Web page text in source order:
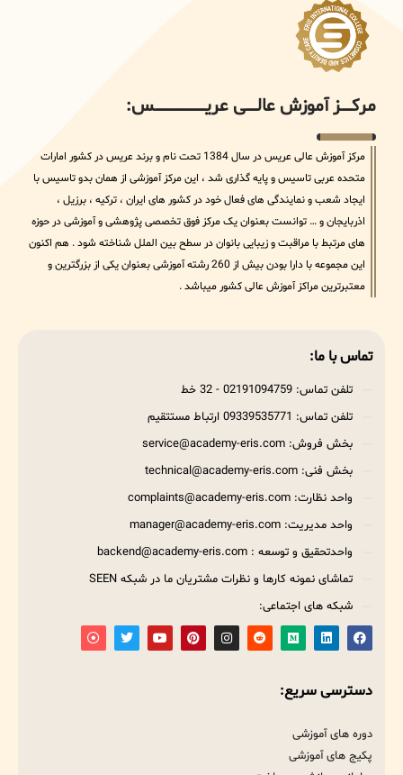
مرکــــــز آموزش عالــــــی عریــــــــــــــــــــــــــــس:
مرکز آموزش عالی عریس در سال 1384 تحت نام و برند عریس در کشور امارات
متحده عربی تاسیس و پایه گذاری شد ، این مرکز آموزشی از همان بدو تاسیس با
ایجاد شعب و نمایندگی های فعال خود در کشور های ایران ، ترکیه ، برزیل ،
اذربایجان و … توانست بعنوان یک مرکز فوق تخصصی پژوهشی و آموزشی در حوزه
های مرتبط با مراقبت و زیبایی بانوان در سطح بین الملل شناخته شود . هم اکنون
این مجموعه با دارا بودن بیش از 260 رشته آموزشی بعنوان یکی از بزرگترین و
معتبرترین مراکز آموزش عالی کشور میباشد .
تماس با ما:
تلفن تماس: 02191094759 - 32 خط
تلفن تماس: 09339535771 ارتباط مستتقیم
بخش فروش: service@academy-eris.com
بخش فنی: technical@academy-eris.com
واحد نظارت: complaints@academy-eris.com
واحد مدیریت: manager@academy-eris.com
واحدتحقیق و توسعه : backend@academy-eris.com
تماشای نمونه کارها و نظرات مشتریان ما در شبکه SEEN
شبکه های اجتماعی:
دسترسی سریع:
دوره های آموزشی
پکیج های آموزشی